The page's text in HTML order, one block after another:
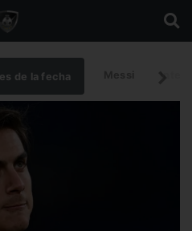
de la fecha